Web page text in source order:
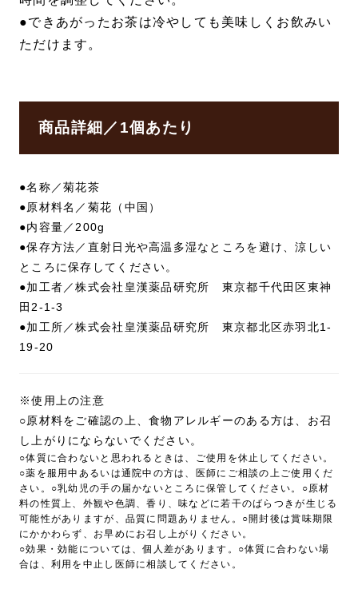
●できあがったお茶は冷やしても美味しくお飲みい
ただけます。
商品詳細／1個あたり
●名称／菊花茶
●原材料名／菊花（中国）
●内容量／200g
●保存方法／直射日光や高温多湿なところを避け、涼しい
ところに保存してください。
●加工者／株式会社皇漢薬品研究所 東京都千代田区東神
田2-1-3
●加工所／株式会社皇漢薬品研究所 東京都北区赤羽北1-
19-20
※使用上の注意
○原材料をご確認の上、食物アレルギーのある方は、お召
し上がりにならないでください。
○体質に合わないと思われるときは、ご使用を休止してください。
○薬を服用中あるいは通院中の方は、医師にご相談の上ご使用くだ
さい。○乳幼児の手の届かないところに保管してください。○原材
料の性質上、外観や色調、香り、味などに若干のばらつきが生じる
可能性がありますが、品質に問題ありません。○開封後は賞味期限
にかかわらず、お早めにお召し上がりください。
○効果・効能については、個人差があります。○体質に合わない場
合は、利用を中止し医師に相談してください。